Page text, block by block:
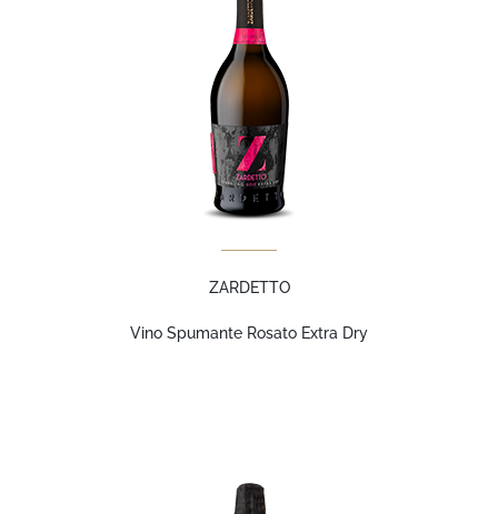
ZARDETTO
Vino Spumante Rosato Extra Dry